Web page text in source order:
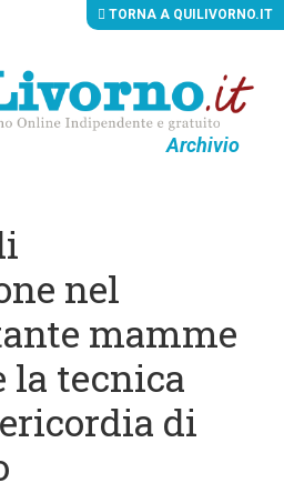
Archivio
TORNA A QUILIVORNO.IT
nel
mamme
la tecnica
di